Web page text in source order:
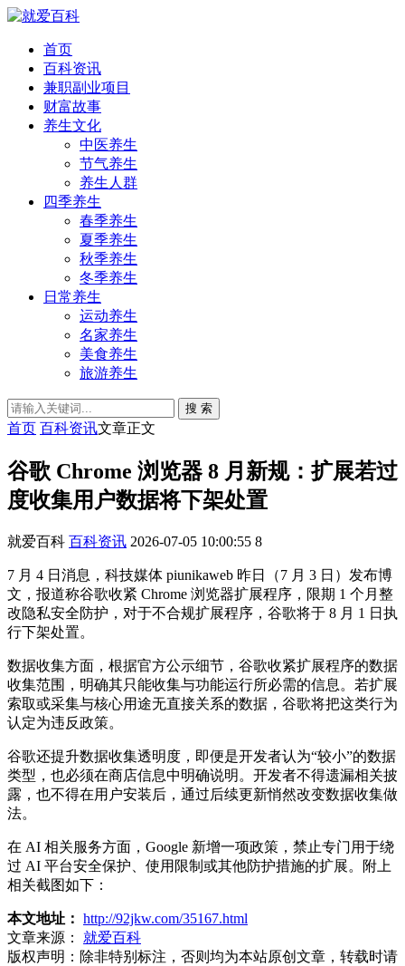
首页
百科资讯
兼职副业项目
财富故事
养生文化
中医养生
节气养生
养生人群
四季养生
春季养生
夏季养生
秋季养生
冬季养生
日常养生
运动养生
名家养生
美食养生
旅游养生
搜 索
首页 百科资讯文章正文
谷歌 Chrome 浏览器 8 月新规：扩展若过
度收集用户数据将下架处置
就爱百科 百科资讯 2026-07-05 10:00:55 8
7 月 4 日消息，科技媒体 piunikaweb 昨日（7 月 3 日）发布博
文，报道称谷歌收紧 Chrome 浏览器扩展程序，限期 1 个月整
改隐私安全防护，对于不合规扩展程序，谷歌将于 8 月 1 日执
行下架处置。
数据收集方面，根据官方公示细节，谷歌收紧扩展程序的数据
收集范围，明确其只能收集与功能运行所必需的信息。若扩展
索取或采集与核心用途无直接关系的数据，谷歌将把这类行为
认定为违反政策。
谷歌还提升数据收集透明度，即便是开发者认为“较小”的数据
类型，也必须在商店信息中明确说明。开发者不得遗漏相关披
露，也不得在用户安装后，通过后续更新悄然改变数据收集做
法。
在 AI 相关服务方面，Google 新增一项政策，禁止专门用于绕
过 AI 平台安全保护、使用限制或其他防护措施的扩展。附上
相关截图如下：
本文地址： http://92jkw.com/35167.html
文章来源：
就爱百科
版权声明： 除非特别标注，否则均为本站原创文章，转载时请